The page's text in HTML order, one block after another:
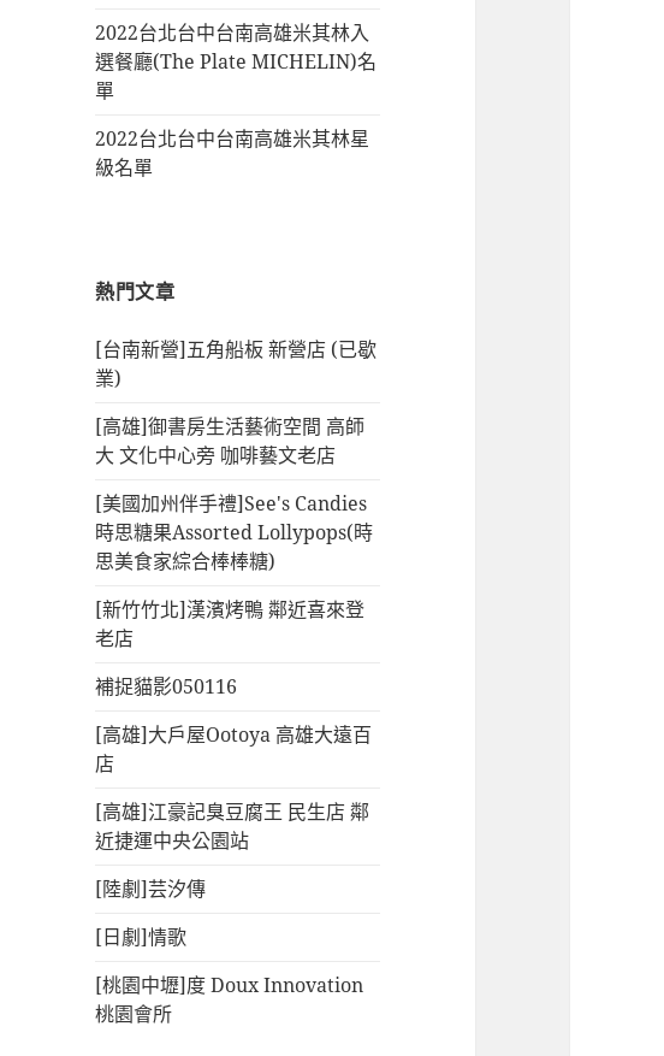
2022台北台中台南高雄米其林入
選餐廳(The Plate MICHELIN)名
單
2022台北台中台南高雄米其林星
級名單
熱門文章
[台南新營]五角船板 新營店 (已歇
業)
[高雄]御書房生活藝術空間 高師
大 文化中心旁 咖啡藝文老店
[美國加州伴手禮]See's Candies
時思糖果Assorted Lollypops(時
思美食家綜合棒棒糖)
[新竹竹北]漢濱烤鴨 鄰近喜來登
老店
補捉貓影050116
[高雄]大戶屋Ootoya 高雄大遠百
店
[高雄]江豪記臭豆腐王 民生店 鄰
近捷運中央公園站
[陸劇]芸汐傳
[日劇]情歌
[桃園中壢]度 Doux Innovation
桃園會所